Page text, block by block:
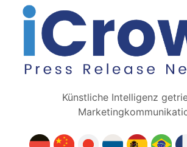
Künstliche Intelligenz